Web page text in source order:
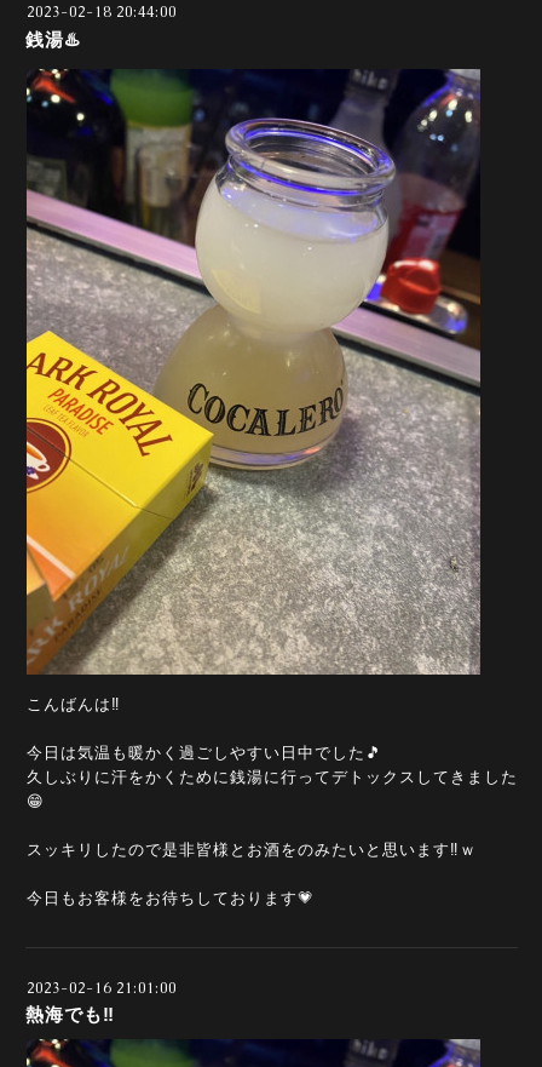
2023-02-18 20:44:00
銭湯♨️
こんばんは‼️
今日は気温も暖かく過ごしやすい日中でした🎵
久しぶりに汗をかくために銭湯に行ってデトックスしてきました
😁
スッキリしたので是非皆様とお酒をのみたいと思います‼️ｗ
今日もお客様をお待ちしております💗
2023-02-16 21:01:00
熱海でも‼️